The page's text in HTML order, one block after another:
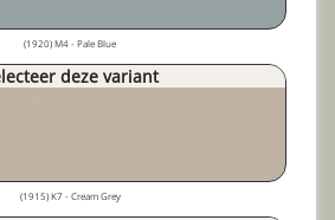
(1920) M4 - Pale Blue
deze variant
(1915) K7 - Cream Grey